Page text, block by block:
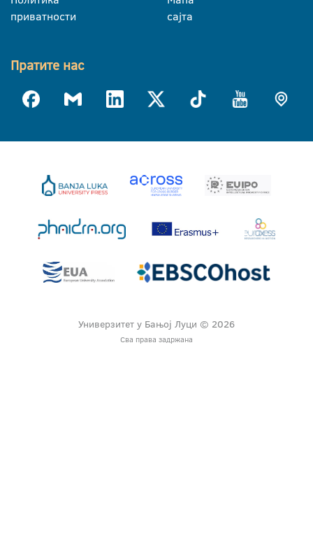
приватности
сајта
Пратите нас
Универзитет у Бањој Луци © 2026
Сва права задржана